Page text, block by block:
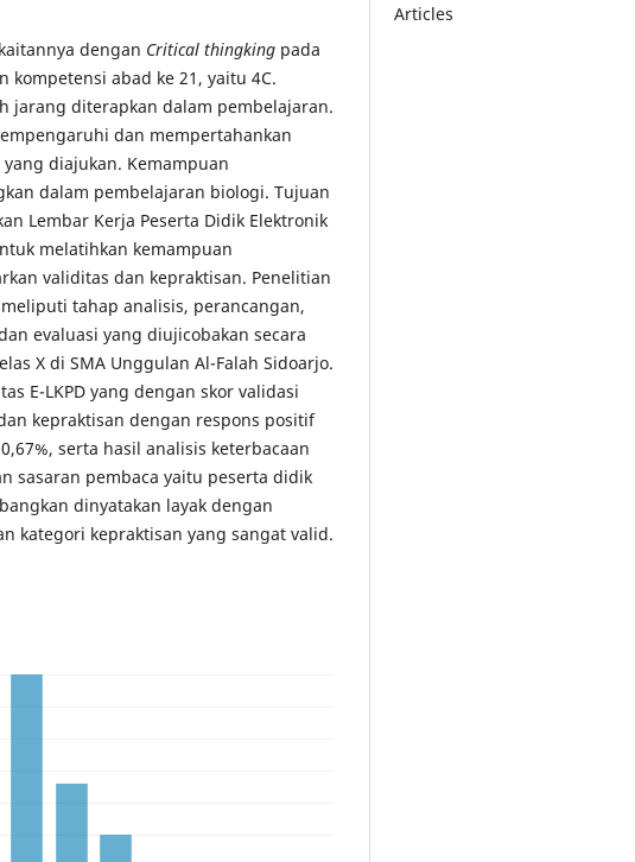
dengan Critical thingking pada
abad ke 21, yaitu 4C.
jarang diterapkan dalam pembelajaran.
dan mempertahankan
diajukan. Kemampuan
dalam pembelajaran biologi. Tujuan
Lembar Kerja Peserta Didik Elektronik
melatihkan kemampuan
validitas dan kepraktisan. Penelitian
tahap analisis, perancangan,
evaluasi yang diujicobakan secara
X di SMA Unggulan Al-Falah Sidoarjo.
E-LKPD yang dengan skor validasi
kepraktisan dengan respons positif
serta hasil analisis keterbacaan
sasaran pembaca yaitu peserta didik
dinyatakan layak dengan
kategori kepraktisan yang sangat valid.
Articles